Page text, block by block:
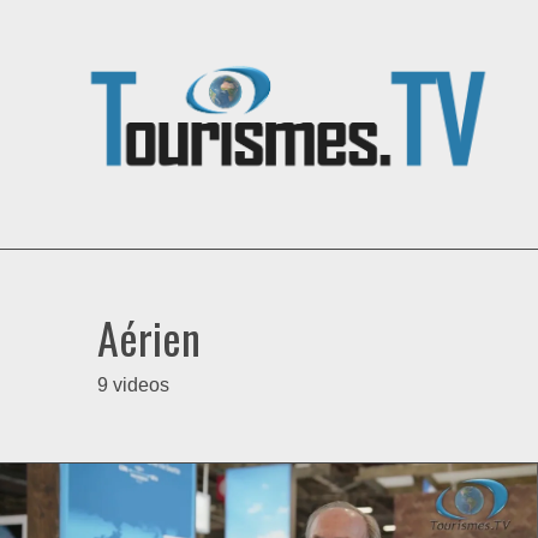
Aérien
9 videos